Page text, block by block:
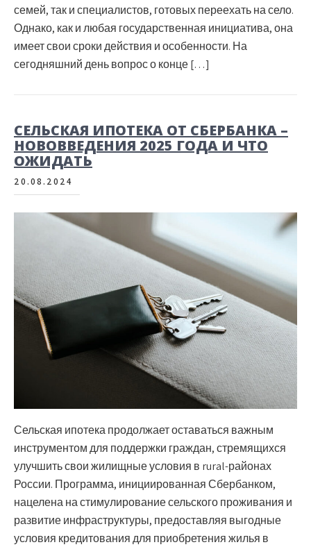
семей, так и специалистов, готовых переехать на село.
Однако, как и любая государственная инициатива, она
имеет свои сроки действия и особенности. На
сегодняшний день вопрос о конце […]
СЕЛЬСКАЯ ИПОТЕКА ОТ СБЕРБАНКА –
НОВОВВЕДЕНИЯ 2025 ГОДА И ЧТО
ОЖИДАТЬ
20.08.2024
Сельская ипотека продолжает оставаться важным
инструментом для поддержки граждан, стремящихся
улучшить свои жилищные условия в rural-районах
России. Программа, инициированная Сбербанком,
нацелена на стимулирование сельского проживания и
развитие инфраструктуры, предоставляя выгодные
условия кредитования для приобретения жилья в